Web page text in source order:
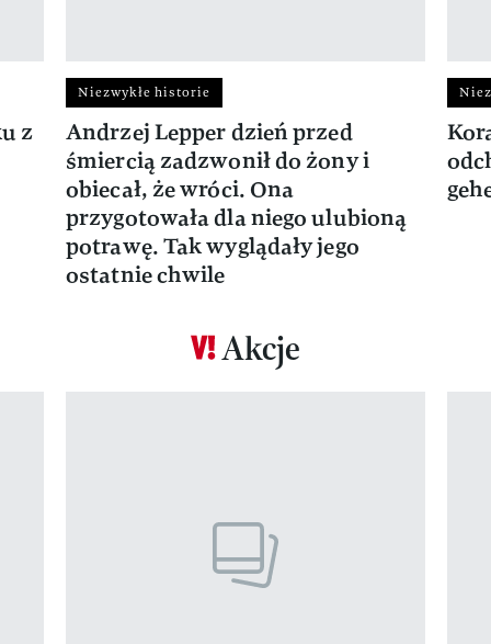
z
Niezwykłe historie
Andrzej Lepper dzień przed
śmiercią zadzwonił do żony i
obiecał, że wróci. Ona
przygotowała dla niego ulubioną
potrawę. Tak wyglądały jego
ostatnie chwile
Akcje